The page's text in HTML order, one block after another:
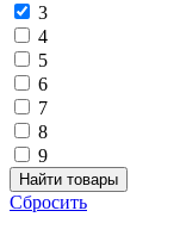
3
4
5
6
7
8
9
Сбросить